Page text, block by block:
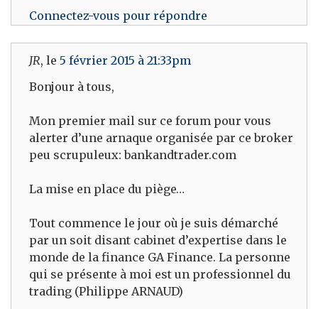
Connectez-vous pour répondre
JR, le 5 février 2015 à 21:33pm
Bonjour à tous,
Mon premier mail sur ce forum pour vous
alerter d’une arnaque organisée par ce broker
peu scrupuleux: bankandtrader.com
La mise en place du piège…
Tout commence le jour où je suis démarché
par un soit disant cabinet d’expertise dans le
monde de la finance GA Finance. La personne
qui se présente à moi est un professionnel du
trading (Philippe ARNAUD)